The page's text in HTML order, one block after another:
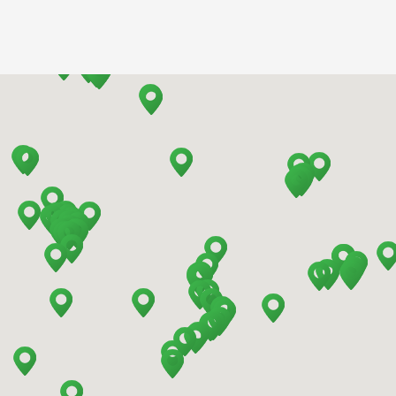
Barcelona - El Prat
Barcelona - Mataro
Barcelona - Terrassa
Benidorm - Centro
Bilbao - Barakaldo